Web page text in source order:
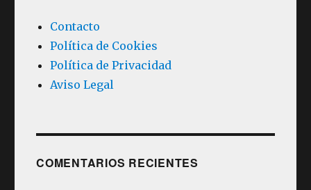
Contacto
Política de Cookies
Política de Privacidad
Aviso Legal
COMENTARIOS RECIENTES